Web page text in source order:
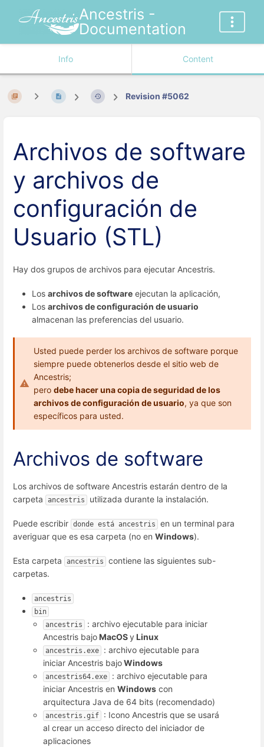
Ancestris -
Documentation
Info Content
Revision #5062
Archivos de software
y archivos de
configuración de
Usuario (STL)
Hay dos grupos de archivos para ejecutar Ancestris.
Los archivos de software ejecutan la aplicación,
Los archivos de configuración de usuario
almacenan las preferencias del usuario.
Usted puede perder los archivos de software porque
siempre puede obtenerlos desde el sitio web de
Ancestris;
pero debe hacer una copia de seguridad de los
archivos de configuración de usuario, ya que son
específicos para usted.
Archivos de software
Los archivos de software Ancestris estarán dentro de la
carpeta
ancestris utilizada durante la instalación.
Puede escribir donde está ancestris
en un terminal para
averiguar que es esa carpeta (no en Windows).
Esta carpeta ancestris
contiene las siguientes sub-
carpetas.
ancestris
bin
ancestris
: archivo ejecutable para iniciar
Ancestris bajo MacOSy Linux
ancestris.exe
: archivo ejecutable para
iniciar Ancestris bajoWindows
ancestris64.exe
: archivo ejecutable para
iniciar Ancestris enWindows con
arquitectura Java de 64 bits (recomendado)
ancestris.gif
: Icono Ancestris que se usará
al crear un acceso directo del iniciador de
aplicaciones